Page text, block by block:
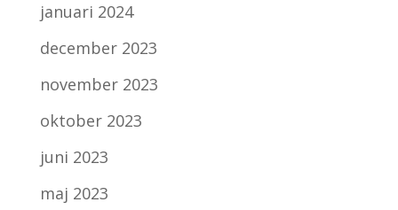
januari 2024
december 2023
november 2023
oktober 2023
juni 2023
maj 2023